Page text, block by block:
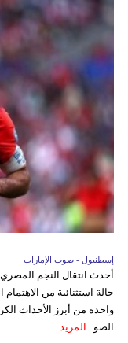
إسطنبول - صوت الإمارات
أحدث انتقال النجم
حالة استثنائية من
واحدة من أبرز الأحداث
الضو... المزيد